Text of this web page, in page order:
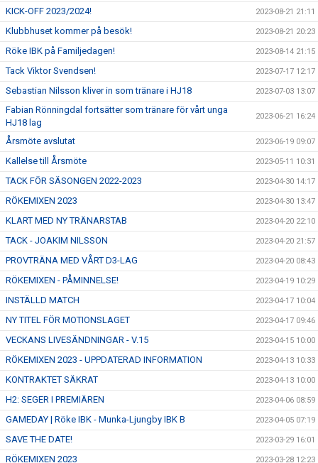
KICK-OFF 2023/2024! 2023-08-21 21:11
Klubbhuset kommer på besök! 2023-08-21 20:23
Röke IBK på Familjedagen! 2023-08-14 21:15
Tack Viktor Svendsen! 2023-07-17 12:17
Sebastian Nilsson kliver in som tränare i HJ18 2023-07-03 13:07
Fabian Rönningdal fortsätter som tränare för vårt unga
HJ18 lag
2023-06-21 16:24
Årsmöte avslutat 2023-06-19 09:07
Kallelse till Årsmöte 2023-05-11 10:31
TACK FÖR SÄSONGEN 2022-2023 2023-04-30 14:17
RÖKEMIXEN 2023 2023-04-30 13:47
KLART MED NY TRÄNARSTAB 2023-04-20 22:10
TACK - JOAKIM NILSSON 2023-04-20 21:57
PROVTRÄNA MED VÅRT D3-LAG 2023-04-20 08:43
RÖKEMIXEN - PÅMINNELSE! 2023-04-19 10:29
INSTÄLLD MATCH 2023-04-17 10:04
NY TITEL FÖR MOTIONSLAGET 2023-04-17 09:46
VECKANS LIVESÄNDNINGAR - V.15 2023-04-15 10:00
RÖKEMIXEN 2023 - UPPDATERAD INFORMATION 2023-04-13 10:33
KONTRAKTET SÄKRAT 2023-04-13 10:00
H2: SEGER I PREMIÄREN 2023-04-06 08:59
GAMEDAY | Röke IBK - Munka-Ljungby IBK B 2023-04-05 07:19
SAVE THE DATE! 2023-03-29 16:01
RÖKEMIXEN 2023 2023-03-28 12:23